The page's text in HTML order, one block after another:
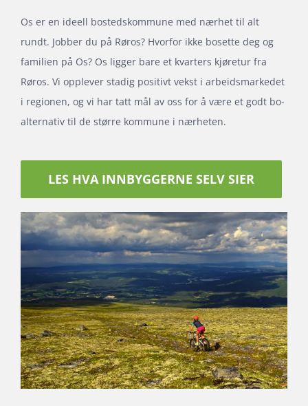
Os er en ideell bostedskommune med nærhet til alt
rundt. Jobber du på Røros? Hvorfor ikke bosette deg og
familien på Os? Os ligger bare et kvarters kjøretur fra
Røros. Vi opplever stadig positivt vekst i arbeidsmarkedet
i regionen, og vi har tatt mål av oss for å være et godt bo-
alternativ til de større kommune i nærheten.
LES HVA INNBYGGERNE SELV SIER